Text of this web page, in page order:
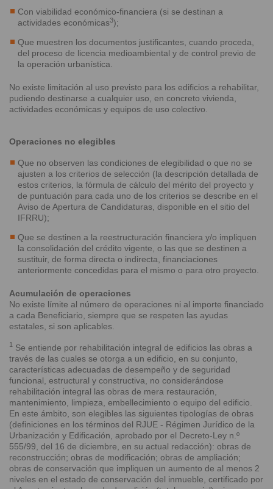
Con viabilidad económico-financiera (si se destinan a
actividades económicas3);
Que muestren los documentos justificantes, cuando proceda,
del proceso de licencia medioambiental y de control previo de
la operación urbanística.
No existe limitación al uso previsto para los edificios a rehabilitar,
pudiendo destinarse a cualquier uso, en concreto vivienda,
actividades económicas y equipos de uso colectivo.
Operaciones no elegibles
Que no observen las condiciones de elegibilidad o que no se
ajusten a los criterios de selección (la descripción detallada de
estos criterios, la fórmula de cálculo del mérito del proyecto y
de puntuación para cada uno de los criterios se describe en el
Aviso de Apertura de Candidaturas, disponible en el sitio del
IFRRU);
Que se destinen a la reestructuración financiera y/o impliquen
la consolidación del crédito vigente, o las que se destinen a
sustituir, de forma directa o indirecta, financiaciones
anteriormente concedidas para el mismo o para otro proyecto.
Acumulación de operaciones
No existe límite al número de operaciones ni al importe financiado
a cada Beneficiario, siempre que se respeten las ayudas
estatales, si son aplicables.
1
Se entiende por rehabilitación integral de edificios las obras a
través de las cuales se otorga a un edificio, en su conjunto,
características adecuadas de desempeño y de seguridad
funcional, estructural y constructiva, no considerándose
rehabilitación integral las obras de mera restauración,
mantenimiento, limpieza, embellecimiento o equipo del edificio.
En este ámbito, son elegibles las siguientes tipologías de obras
(definiciones en los términos del RJUE - Régimen Jurídico de la
Urbanización y Edificación, aprobado por el Decreto-Ley n.º
555/99, del 16 de diciembre, en su actual redacción): obras de
reconstrucción; obras de modificación; obras de ampliación;
obras de conservación que impliquen un aumento de al menos 2
niveles en el estado de conservación del inmueble, certificado por